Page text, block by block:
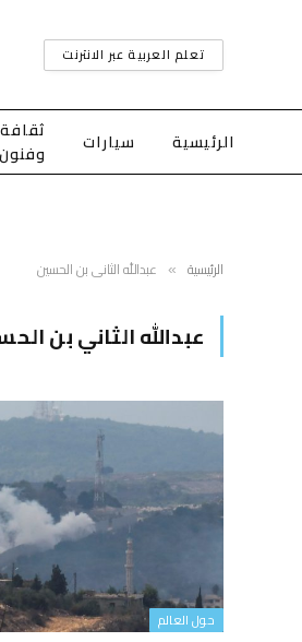
تعلم العربية عبر الانترنت
الرئيسية سيارات
ثقافة
وفنون
الرئيسية » عبدالله الثاني بن الحسين
عبدالله الثاني بن
حول العالم